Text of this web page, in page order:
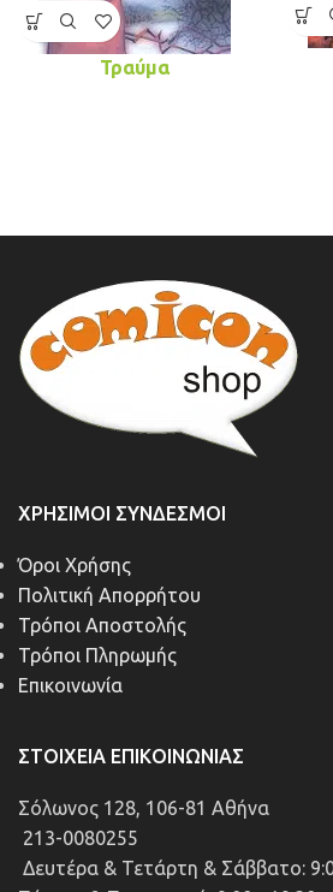
Τραύμα
ΧΡΉΣΙΜΟΙ ΣΎΝΔΕΣΜΟΙ
Όροι Χρήσης
Πολιτική Απορρήτου
Τρόποι Αποστολής
Τρόποι Πληρωμής
Επικοινωνία
ΣΤΟΙΧΕΊΑ ΕΠΙΚΟΙΝΩΝΊΑΣ
Σόλωνος 128, 106-81 Αθήνα
213-0080255
Δευτέρα & Τετάρτη & Σάββατο: